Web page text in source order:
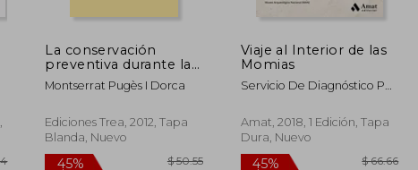
La conservación
preventiva durante la
exposición de
materiales
(Conservación y
Restauración del
Montserrat Pugès I Dorca
Ediciones Trea, 2012, Tapa
Blanda, Nuevo
Viaje al Interior de las
Momias
Servicio De Diagnóstico Por
Universitario Quirónsalud
Madrid; Museo Arqueológico
Nacional (Man)
Amat, 2018, 1 Edición, Tapa
Dura, Nuevo